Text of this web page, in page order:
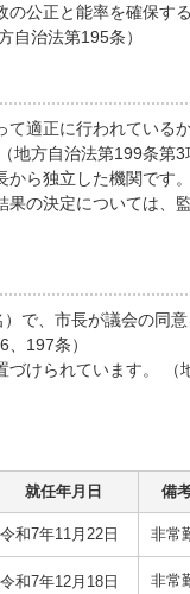
公正と能率を確保す
自治法第195条）
適正に行われている
地方自治法第199条第3
ら独立した機関です
の決定については、
で、市長が議会の同
197条）
けられています。 （
就任年月日 備
令和7年11月22日 非常
令和7年12月18日 非常